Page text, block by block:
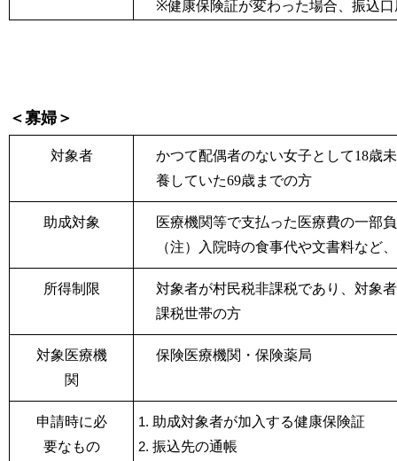
※健康保険証が変わった場合、振込
＜寡婦＞
対象者 かつて配偶者のない女子として18歳
養していた69歳までの方
助成対象
医療機関等で支払った医療費の一部
（注）入院時の食事代や文書料など
所得制限
対象者が村民税非課税であり、対象
課税世帯の方
対象医療機
関
保険医療機関・保険薬局
申請時に必
要なもの
助成対象者が加入する健康保険証
振込先の通帳